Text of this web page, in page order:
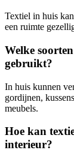
Textiel in huis
een ruimte
Welke
gebruikt?
In huis kunnen
gordijnen,
meubels.
Hoe kan
interieur?